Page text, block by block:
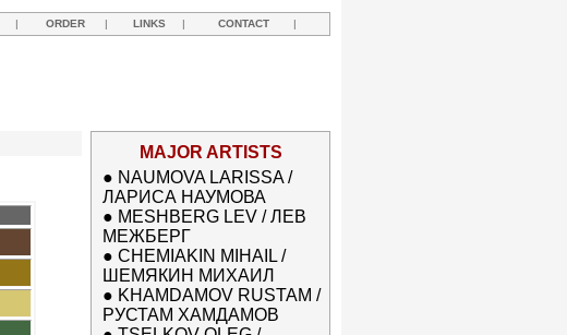
| ORDER | LINKS | CONTACT |
MAJOR ARTISTS
● NAUMOVA LARISSA /
ЛАРИСА НАУМОВА
● MESHBERG LEV / ЛЕВ
МЕЖБЕРГ
● CHEMIAKIN MIHAIL /
ШЕМЯКИН МИХАИЛ
● KHAMDAMOV RUSTAM /
РУСТАМ ХАМДАМОВ